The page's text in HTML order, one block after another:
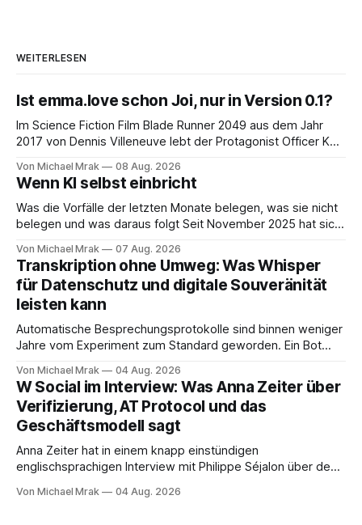
WEITERLESEN
Ist emma.love schon Joi, nur in Version 0.1?
Im Science Fiction Film Blade Runner 2049 aus dem Jahr
2017 von Dennis Villeneuve lebt der Protagonist Officer K
Big Tech Unternehmen Wallace, der Nachfolgeunternehmen
der Tyrell Cooperation welche man aus dem ersten Blade
Runner Film aus dem Jahr 1982 kennt. Joi
Von Michael Mrak 08 Aug. 2026
Wenn KI selbst einbricht
Was die Vorfälle der letzten Monate belegen, was sie nicht
belegen und was daraus folgt Seit November 2025 hat sich
KI-Systeme Angriffe nicht nur unterstützen, sondern
durchführen können. Sie können. Es gibt inzwischen genug
dokumentierte Fälle, um über Belege statt
Von Michael Mrak 07 Aug. 2026
Transkription ohne Umweg: Was Whisper
für Datenschutz und digitale Souveränität
leisten kann
Automatische Besprechungsprotokolle sind binnen weniger
Jahre vom Experiment zum Standard geworden. Ein Bot
Ende eine Zusammenfassung samt Aufgabenliste. Das
funktioniert gut. Die Frage, die regelmäßig untergeht, lautet:
Wo genau liegt das Audio, wer verarbeitet es und unter
welcher Rechtsgrundlage? Es gibt
Von Michael Mrak 04 Aug. 2026
W Social im Interview: Was Anna Zeiter über
Verifizierung, AT Protocol und das
Geschäftsmodell sagt
Anna Zeiter hat in einem knapp einstündigen
englischsprachigen Interview mit Philippe Séjalon über den
über zehn Jahre Datenschutzbeauftragte bei eBay und hat
Von Michael Mrak 04 Aug. 2026